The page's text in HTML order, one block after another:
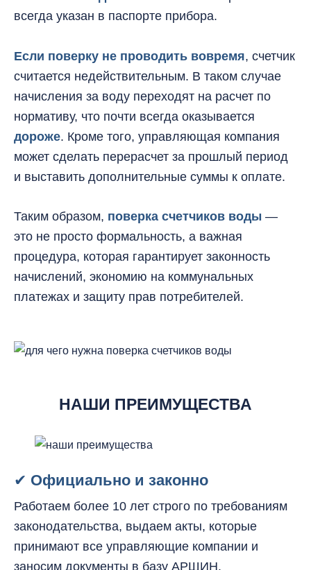
всегда указан в паспорте прибора.
Если поверку не проводить вовремя, счетчик
считается недействительным. В таком случае
начисления за воду переходят на расчет по
нормативу, что почти всегда оказывается
дороже. Кроме того, управляющая компания
может сделать перерасчет за прошлый период
и выставить дополнительные суммы к оплате.
Таким образом, поверка счетчиков воды —
это не просто формальность, а важная
процедура, которая гарантирует законность
начислений, экономию на коммунальных
платежах и защиту прав потребителей.
НАШИ ПРЕИМУЩЕСТВА
✔ Официально и законно
Работаем более 10 лет строго по требованиям
законодательства, выдаем акты, которые
принимают все управляющие компании и
заносим документы в базу АРШИН.